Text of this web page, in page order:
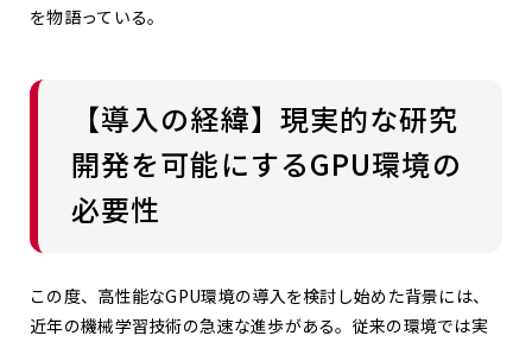
を物語っている。
【導入の経緯】 現実的な研究
開発を可能にするGPU環境の
必要性
この度、高性能なGPU環境の導入を検討し始めた背景には、
近年の機械学習技術の急速な進歩がある。従来の環境では実